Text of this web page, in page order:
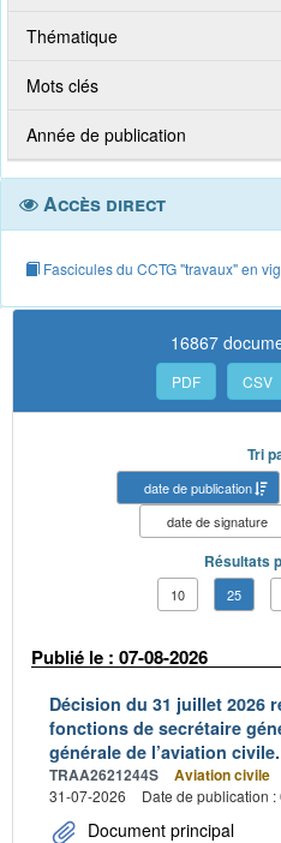
Thématique
Mots clés
Année de publication
Accès direct
Fascicules du CCTG "travaux" en
16867
PDF CSV
Tri
date de publication
date de signature
Résultats
10 25
Publié le : 07-08-2026
Décision du 31 juillet 2026
fonctions de secrétaire
générale de l’aviation civile.
TRAA2621244S Aviation civile
31-07-2026
Date de publication
Document principal